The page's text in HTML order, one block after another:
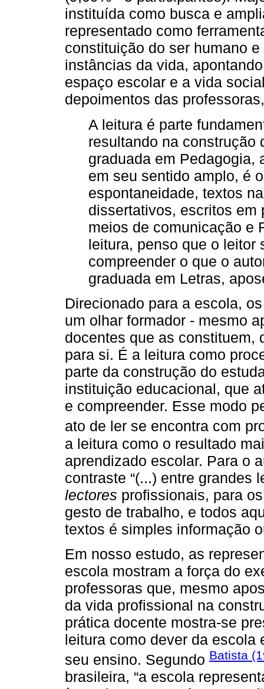
instituída como busca e
representado como
constituição do ser humano
instâncias da vida,
espaço escolar e a vida
depoimentos das
A leitura é parte
resultando na construção
graduada em Pedagogia,
em seu sentido amplo, é
espontaneidade, textos
dissertativos, escritos em
meios de comunicação e
leitura, penso que o leitor
compreender o que o
graduada em Letras,
Direcionado para a escola,
um olhar formador - mesmo
docentes que as constituem,
para si. É a leitura como
parte da construção do
instituição educacional, que
e compreender. Esse modo
ato de ler se encontra com
a leitura como o resultado
aprendizado escolar. Para o
contraste “(...) entre grandes
lectores profissionais, para
gesto de trabalho, e todos
textos é simples informação
Em nosso estudo, as
escola mostram a força do
professoras que, mesmo
da vida profissional na
prática docente mostra-se
leitura como dever da escola
seu ensino. Segundo Batista
brasileira, “a escola